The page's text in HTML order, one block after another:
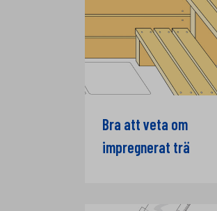
Bra att veta om
impregnerat trä